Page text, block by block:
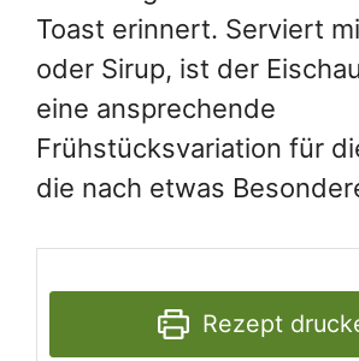
20Minuten
Min.
PORTIONEN
4 Personen